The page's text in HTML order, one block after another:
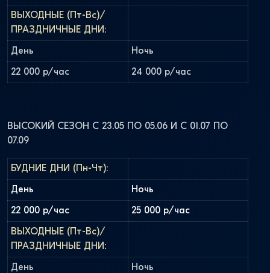
ВЫХОДНЫЕ (Пт-Вс)/
ПРАЗДНИЧНЫЕ ДНИ:
День Ночь
22 000 р/час 24 000 р/час
ВЫСОКИЙ СЕЗОН С 23.05 ПО 05.06 И С 01.07 ПО
07.09
БУДНИЕ ДНИ (Пн-Чт):
День Ночь
22 000 р/час 25 000 р/час
ВЫХОДНЫЕ (Пт-Вс)/
ПРАЗДНИЧНЫЕ ДНИ:
День Ночь